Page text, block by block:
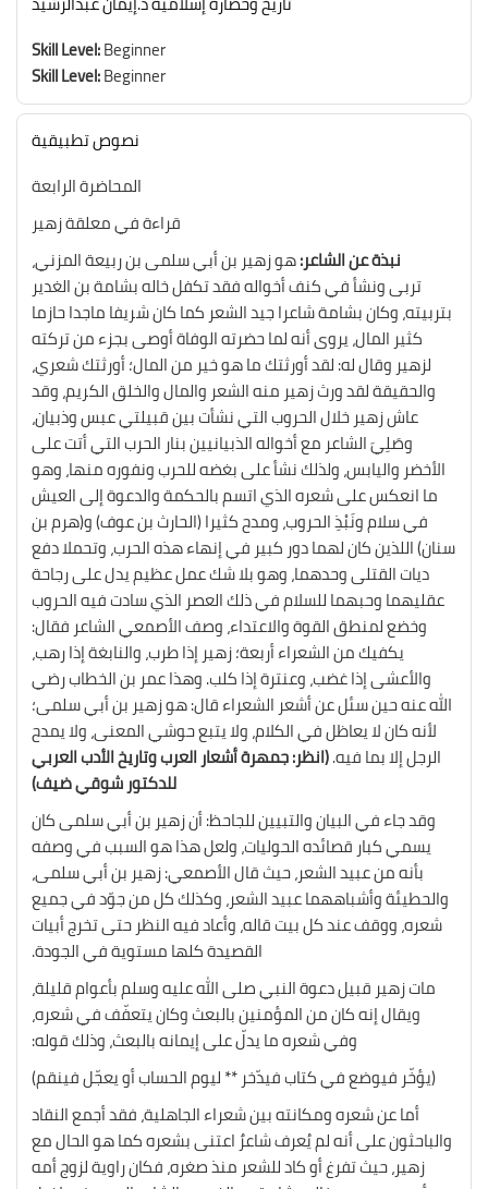
Skill Level:Beginner
Skill Level:Beginner
نصوص تطبيقية
المحاضرة الرابعة
قراءة في معلقة زهير
نبذة عن الشاعر:هو زهير بن أبي سلمى بن ربيعة المزني،
تربى ونشأ في كنف أخواله فقد تكفل خاله بشامة بن الغدير
بتربيته، وكان بشامة شاعرا جيد الشعر كما كان شريفا ماجدا حازما
كثير المال، يروى أنه لما حضرته الوفاة أوصى بجزء من تركته
لزهير وقال له: لقد أورثتك ما هو خير من المال؛ أورثتك شعري،
والحقيقة لقد ورث زهير منه الشعر والمال والخلق الكريم، وقد
عاش زهير خلال الحروب التي نشأت بين قبيلتي عبس وذبيان،
وصَلِيَ الشاعر مع أخواله الذبيانيين بنار الحرب التي أتت على
الأخضر واليابس، ولذلك نشأ على بغضه للحرب ونفوره منها، وهو
ما انعكس على شعره الذي اتسم بالحكمة والدعوة إلى العيش
في سلام ونَبْذِ الحروب، ومدح كثيرا (الحارث بن عوف) و(هرم بن
سنان) اللذين كان لهما دور كبير في إنهاء هذه الحرب، وتحملا دفع
ديات القتلى وحدهما، وهو بلا شك عمل عظيم يدل على رجاحة
عقليهما وحبهما للسلام في ذلك العصر الذي سادت فيه الحروب
وخضع لمنطق القوة والاعتداء، وصف الأصمعي الشاعر فقال:
يكفيك من الشعراء أربعة؛ زهير إذا طرب، والنابغة إذا رهب،
والأعشى إذا غضب، وعنترة إذا كلب. وهذا عمر بن الخطاب رضي
الله عنه حين سئل عن أشعر الشعراء قال: هو زهير بن أبي سلمى؛
لأنه كان لا يعاظل في الكلام، ولا يتبع حوشي المعنى، ولا يمدح
الرجل إلا بما فيه.(انظر: جمهرة أشعار العرب وتاريخ الأدب العربي
للدكتور شوقي ضيف)
وقد جاء في البيان والتبيين للجاحظ: أن زهير بن أبي سلمى كان
يسمي كبار قصائده الحوليات، ولعل هذا هو السبب في وصفه
بأنه من عبيد الشعر، حيث قال الأصمعي: زهير بن أبي سلمى،
والحطيئة وأشباههما عبيد الشعر، وكذلك كل من جوّد في جميع
شعره، ووقف عند كل بيتقاله، وأعاد فيه النظر حتى تخرج أبيات
القصيدة كلها مستوية في الجودة.
مات زهير قبيل دعوة النبي صلى الله عليه وسلم بأعوام قليلة،
ويقال إنه كان من المؤمنين بالبعث وكان يتعفّف في شعره،
وفي شعره ما يدلّ على إيمانه بالبعث، وذلك قوله:
(يؤخّر فيوضع في كتاب فيدّخر ** ليوم الحساب أو يعجّل فينقم)
أما عن شعره ومكانته بين شعراء الجاهلية، فقد أجمع النقاد
والباحثون على أنه لم يُعرف شاعرٌ اعتنى بشعره كما هو الحال مع
زهير، حيث تفرغ أو كاد للشعر منذ صغره، فكان راوية لزوج أمه